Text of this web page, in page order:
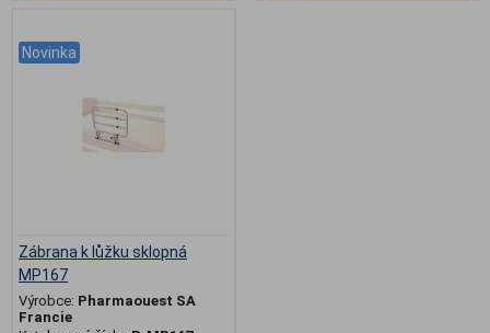
Novinka
Zábrana k lůžku sklopná
MP167
Výrobce: Pharmaouest SA
Francie